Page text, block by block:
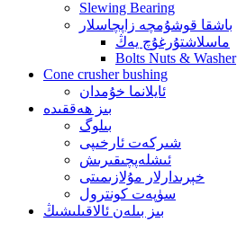
Slewing Bearing
باشقا قوشۇمچە زاپچاسلار
ماسلاشتۇرغۇچ يەڭ
Bolts Nuts & Washer
Cone crusher bushing
ئايلانما خۇمدان
بىز ھەققىدە
بىلوگ
شىركەت ئارخىپى
ئىشلەپچىقىرىش
خېرىدارلار مۇلازىمىتى
سۈپەت كونترول
بىز بىلەن ئالاقىلىشىڭ